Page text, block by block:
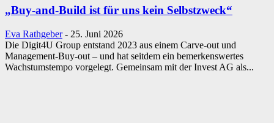
„Buy-and-Build ist für uns kein Selbstzweck“
Eva Rathgeber - 25. Juni 2026
Die Digit4U Group entstand 2023 aus einem Carve-out und
Management-Buy-out – und hat seitdem ein bemerkenswertes
Wachstumstempo vorgelegt. Gemeinsam mit der Invest AG als...